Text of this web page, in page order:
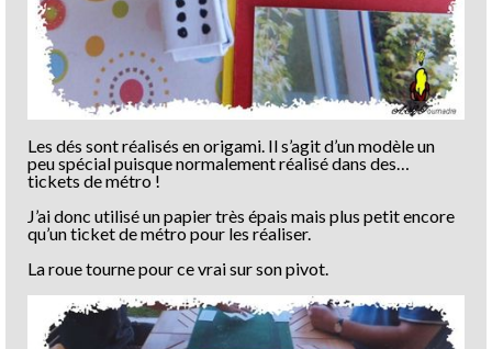
Les dés sont réalisés en origami. Il s’agit d’un modèle un
peu spécial puisque normalement réalisé dans des…
tickets de métro !
J’ai donc utilisé un papier très épais mais plus petit encore
qu’un ticket de métro pour les réaliser.
La roue tourne pour ce vrai sur son pivot.